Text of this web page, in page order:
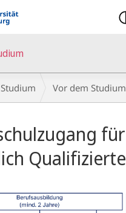
Studium Vor dem Studium
für
Qualifizierte